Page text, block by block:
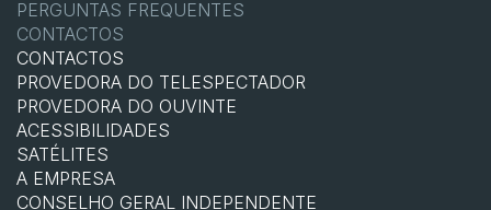
PERGUNTAS FREQUENTES
CONTACTOS
CONTACTOS
PROVEDORA DO TELESPECTADOR
PROVEDORA DO OUVINTE
ACESSIBILIDADES
SATÉLITES
A EMPRESA
CONSELHO GERAL INDEPENDENTE